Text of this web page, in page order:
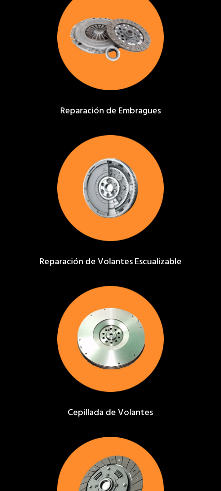
Reparación de Embragues
Reparación de Volantes Escualizable
Cepillada de Volantes